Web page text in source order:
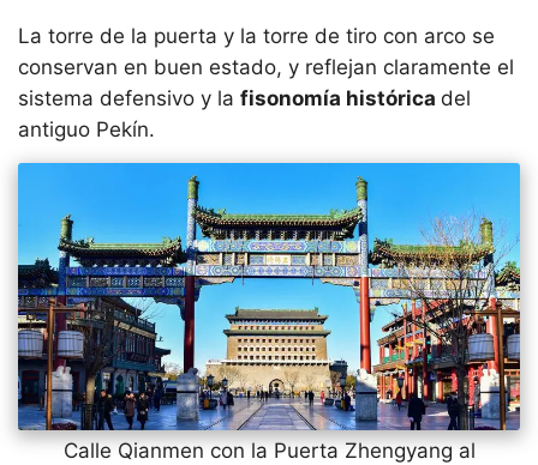
La torre de la puerta y la torre de tiro con arco se
conservan en buen estado, y reflejan claramente el
sistema defensivo y la fisonomía histórica del
antiguo Pekín.
Calle Qianmen con la Puerta Zhengyang al